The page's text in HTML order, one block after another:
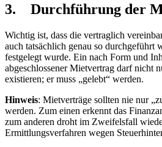
3. Durchführung der
Wichtig ist, dass die vertraglich
auch tatsächlich genau so durchgeführt
festgelegt wurde. Ein nach Form und
abgeschlossener Mietvertrag darf nicht
existieren; er muss „gelebt“ werden.
Hinweis: Mietverträge sollten nie nur
werden. Zum einen erkennt das
zum anderen droht im Zweifelsfall
Ermittlungsverfahren wegen